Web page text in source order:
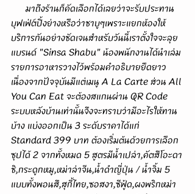
      มาถึงร้านก็คัดเลือกได้เลยว่าจะรับประทาน
บุฟเฟ่ต์ปิ้งย่างหรือว่าชาบูๆเพราะแยกห้องให้
บริการกันอย่างชัดเจนสำหรับวันนี้เราตั้งใจจะลุย
แบรนด์ "Sinsa Shabu" น้องพนักงานได้นำเล่ม
รายการอาหารวางไว้พร้อมคำอธิบายยืดยาว
เนื่องจากปัจจุบันมีแต่เมนู A La Carte ส่วน All
You Can Eat จะต้องสแกนผ่าน QR Code
ระบบหลังบ้านเท่านั้นจึงจะทราบว่ามีอะไรให้ทาน
บ้าง แบ่งออกเป็น 3 ระดับราคาได้แก่
Standard 399 บาท ต้องเริ่มต้นด้วยการเลือก
ซุปได้ 2 จากทั้งหมด 5 สูตรมีน้ำเปล่า,คัตสึโอะดา
ชิ,กระดูกหมู,หม่าล่าจีน,น้ำดำญี่ปุ่น / น้ำจิ้ม 5
แบบทั้งพอนสึ,สุกี้ไทย,ซอสงา,ซีฟู้ด,ผงพริกหม่า